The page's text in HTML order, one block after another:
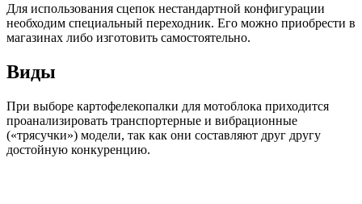
Для использования сцепок нестандартной конфигурации
необходим специальный переходник. Его можно приобрести в
магазинах либо изготовить самостоятельно.
Виды
При выборе картофелекопалки для мотоблока приходится
проанализировать транспортерные и вибрационные
(«трясучки») модели, так как они составляют друг другу
достойную конкуренцию.